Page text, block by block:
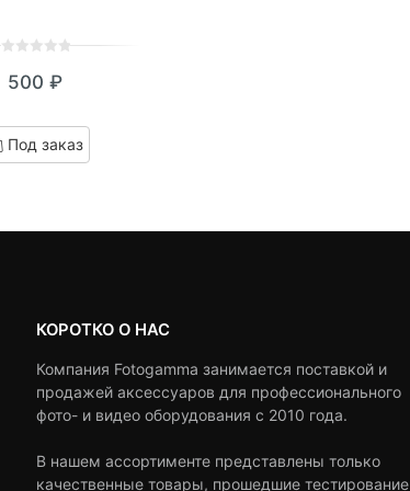
out
based
on
500 ₽
Под заказ
КОРОТКО О НАС
Компания Fotogamma занимается поставкой и
продажей аксессуаров для профессионального
фото- и видео оборудования с 2010 года.
В нашем ассортименте представлены только
качественные товары, прошедшие тестирование